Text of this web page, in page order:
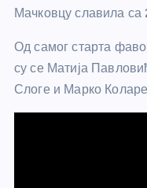
Мачковцу славила са
Од самог старта
су се Матија
Слоге и Марко